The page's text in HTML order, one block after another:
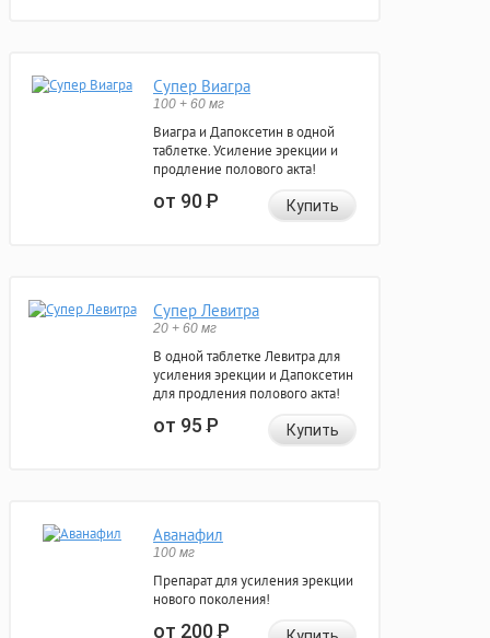
Супер Виагра
100 + 60 мг
Виагра и Дапоксетин в одной
таблетке. Усиление эрекции и
продление полового акта!
от 90Р Купить
Супер Левитра
20 + 60 мг
В одной таблетке Левитра для
усиления эрекции и Дапоксетин
для продления полового акта!
от 95Р Купить
Аванафил
100 мг
Препарат для усиления эрекции
нового поколения!
от 200Р